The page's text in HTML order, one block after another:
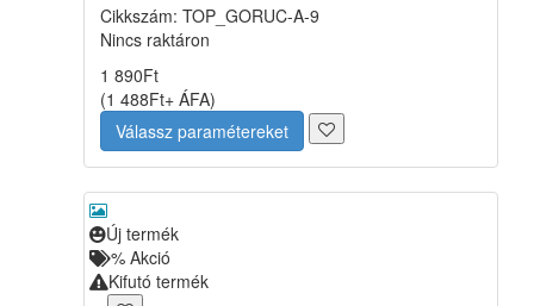
Cikkszám: TOP_GORUC-A-9
Nincs raktáron
1 890Ft
(1 488Ft+ ÁFA)
Válassz paramétereket
Új termék
% Akció
Kifutó termék